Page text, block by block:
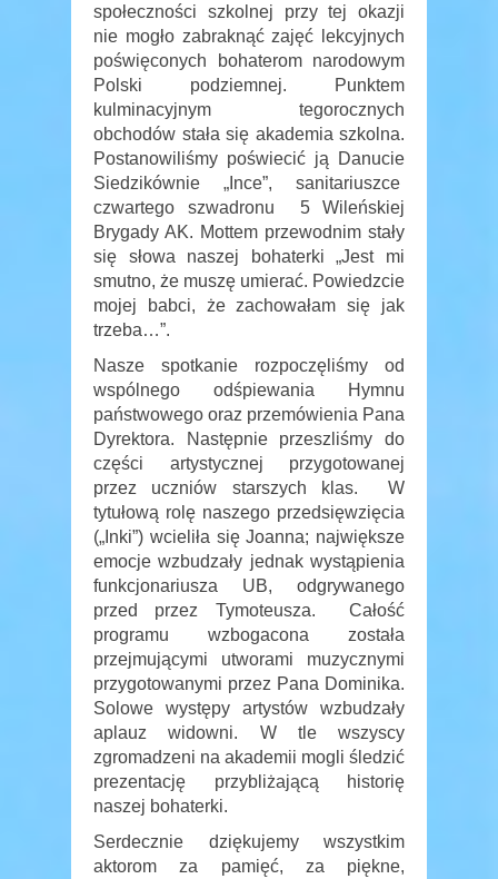
społeczności szkolnej przy tej okazji
nie mogło zabraknąć zajęć lekcyjnych
poświęconych bohaterom narodowym
Polski podziemnej. Punktem
kulminacyjnym tegorocznych
obchodów stała się akademia szkolna.
Postanowiliśmy poświecić ją Danucie
Siedzikównie „Ince”, sanitariuszce
czwartego szwadronu 5 Wileńskiej
Brygady AK. Mottem przewodnim stały
się słowa naszej bohaterki „Jest mi
smutno, że muszę umierać. Powiedzcie
mojej babci, że zachowałam się jak
trzeba…”.
Nasze spotkanie rozpoczęliśmy od
wspólnego odśpiewania Hymnu
państwowego oraz przemówienia Pana
Dyrektora. Następnie przeszliśmy do
części artystycznej przygotowanej
przez uczniów starszych klas. W
tytułową rolę naszego przedsięwzięcia
(„Inki”) wcieliła się Joanna; największe
emocje wzbudzały jednak wystąpienia
funkcjonariusza UB, odgrywanego
przed przez Tymoteusza. Całość
programu wzbogacona została
przejmującymi utworami muzycznymi
przygotowanymi przez Pana Dominika.
Solowe występy artystów wzbudzały
aplauz widowni. W tle wszyscy
zgromadzeni na akademii mogli śledzić
prezentację przybliżającą historię
naszej bohaterki.
Serdecznie dziękujemy wszystkim
aktorom za pamięć, za piękne,